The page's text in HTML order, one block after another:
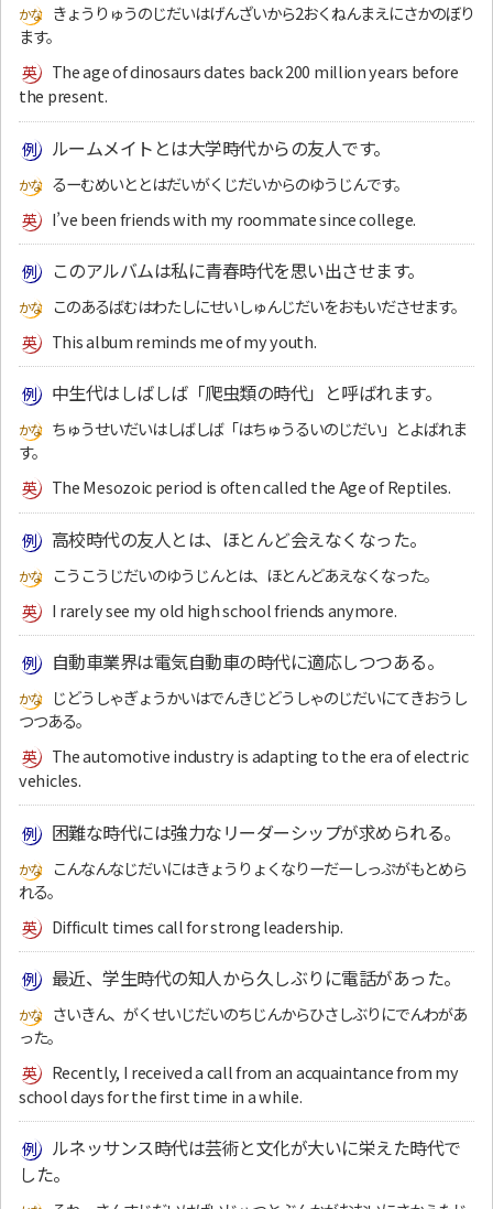
きょうりゅうのじだいはげんざいから2おくねんまえにさかのぼり
ます。
The age of dinosaurs dates back 200 million years before
the present.
ルームメイトとは大学時代からの友人です。
るーむめいととはだいがくじだいからのゆうじんです。
I’ve been friends with my roommate since college.
このアルバムは私に青春時代を思い出させます。
このあるばむはわたしにせいしゅんじだいをおもいださせます。
This album reminds me of my youth.
中生代はしばしば「爬虫類の時代」と呼ばれます。
ちゅうせいだいはしばしば「はちゅうるいのじだい」とよばれま
す。
The Mesozoic period is often called the Age of Reptiles.
高校時代の友人とは、ほとんど会えなくなった。
こうこうじだいのゆうじんとは、ほとんどあえなくなった。
I rarely see my old high school friends anymore.
自動車業界は電気自動車の時代に適応しつつある。
じどうしゃぎょうかいはでんきじどうしゃのじだいにてきおうし
つつある。
The automotive industry is adapting to the era of electric
vehicles.
困難な時代には強力なリーダーシップが求められる。
こんなんなじだいにはきょうりょくなりーだーしっぷがもとめら
れる。
Difficult times call for strong leadership.
最近、学生時代の知人から久しぶりに電話があった。
さいきん、がくせいじだいのちじんからひさしぶりにでんわがあ
った。
Recently, I received a call from an acquaintance from my
school days for the first time in a while.
ルネッサンス時代は芸術と文化が大いに栄えた時代で
した。